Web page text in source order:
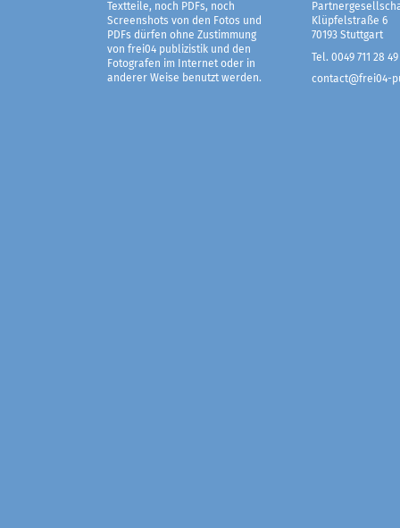
Textteile, noch PDFs, noch
Screenshots von den Fotos und
PDFs dürfen ohne Zustimmung
von frei04 publizistik und den
Fotografen im Internet oder in
anderer Weise benutzt werden.
Klüpfelstraße 6
70193 Stuttgart
Tel. 0049 711 28 49
contact@frei04-